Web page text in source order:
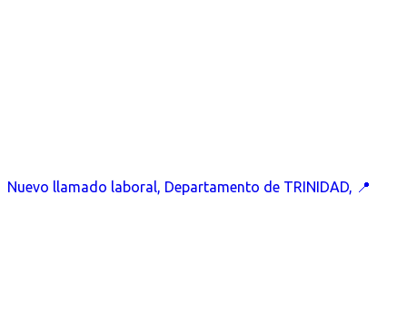
Nuevo llamado laboral, Departamento de TRINIDAD, 📍